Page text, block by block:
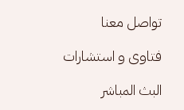
تواصل معنا
فتاوى و استشارات
البث المباشر